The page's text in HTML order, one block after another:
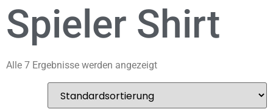
Spieler Shirt
Alle 7 Ergebnisse werden angezeigt